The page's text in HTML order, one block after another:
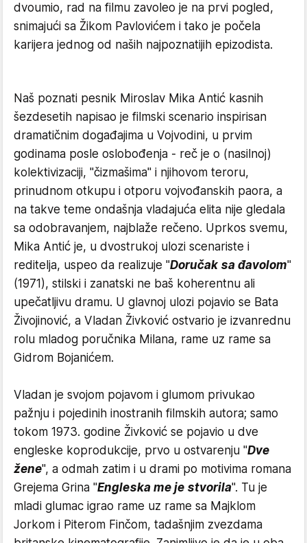
dvoumio, rad na filmu zavoleo je na prvi pogled,
snimajući sa Žikom Pavlovićem i tako je počela
karijera jednog od naših najpoznatijih epizodista.
Naš poznati pesnik Miroslav Mika Antić kasnih
šezdesetih napisao je filmski scenario inspirisan
dramatičnim događajima u Vojvodini, u prvim
godinama posle oslobođenja - reč je o (nasilnoj)
kolektivizaciji, "čizmašima" i njihovom teroru,
prinudnom otkupu i otporu vojvođanskih paora, a
na takve teme ondašnja vladajuća elita nije gledala
sa odobravanjem, najblaže rečeno. Uprkos svemu,
Mika Antić je, u dvostrukoj ulozi scenariste i
reditelja, uspeo da realizuje "Doručak sa đavolom"
(1971), stilski i zanatski ne baš koherentnu ali
upečatljivu dramu. U glavnoj ulozi pojavio se Bata
Živojinović, a Vladan Živković ostvario je izvanrednu
rolu mladog poručnika Milana, rame uz rame sa
Gidrom Bojanićem.
Vladan je svojom pojavom i glumom privukao
pažnju i pojedinih inostranih filmskih autora; samo
tokom 1973. godine Živković se pojavio u dve
engleske koprodukcije, prvo u ostvarenju "Dve
žene", a odmah zatim i u drami po motivima romana
Grejema Grina "Engleska me je stvorila". Tu je
mladi glumac igrao rame uz rame sa Majklom
Jorkom i Piterom Finčom, tadašnjim zvezdama